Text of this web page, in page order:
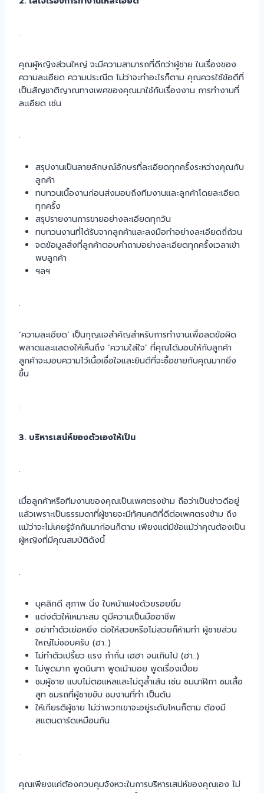
.
คุณผู้หญิงส่วนใหญ่ จะมีความสามารถที่ดีกว่าผู้ชาย ในเรื่องของ
ความละเอียด ความประณีต ไม่ว่าจะทำอะไรก็ตาม คุณควรใช้ข้อดีที่
เป็นสัญชาติญาณทางเพศของคุณมาใช้กับเรื่องงาน การทำงานที่
ละเอียด เช่น
.
สรุปงานเป็นลายลักษณ์อักษรที่ละเอียดทุกครั้งระหว่างคุณกับ
ลูกค้า
ทบทวนเนื้องานก่อนส่งมอบถึงทีมงานและลูกค้าโดยละเอียด
ทุกครั้ง
สรุปรายงานการขายอย่างละเอียดทุกวัน
ทบทวนงานที่ได้รับจากลูกค้าและลงมือทำอย่างละเอียดถี่ถ้วน
จดข้อมูลสิ่งที่ลูกค้าตอบคำถามอย่างละเอียดทุกครั้งเวลาเข้า
พบลูกค้า
ฯลฯ
.
‘ความละเอียด’ เป็นกุญแจสำคัญสำหรับการทำงานเพื่อลดข้อผิด
พลาดและแสดงให้เห็นถึง ‘ความใส่ใจ’ ที่คุณได้มอบให้กับลูกค้า
ลูกค้าจะมอบความไว้เนื้อเชื่อใจและยินดีที่จะซื้อขายกับคุณมากยิ่ง
ขึ้น
.
3. บริหารเสน่ห์ของตัวเองให้เป็น
.
เมื่อลูกค้าหรือทีมงานของคุณเป็นเพศตรงข้าม ถือว่าเป็นข่าวดีอยู่
แล้วเพราะเป็นธรรมดาที่ผู้ชายจะมีทัศนคติที่ดีต่อเพศตรงข้าม ถึง
แม้ว่าจะไม่เคยรู้จักกันมาก่อนก็ตาม เพียงแต่มีข้อแม้ว่าคุณต้องเป็น
ผู้หญิงที่มีคุณสมบัติดังนี้
.
บุคลิกดี สุภาพ นิ่ง ใบหน้าแฝงด้วยรอยยิ้ม
แต่งตัวให้เหมาะสม ดูมีความเป็นมืออาชีพ
อย่าทำตัวเย่อหยิ่ง ต่อให้สวยหรือไม่สวยก็ห้ามทำ ผู้ชายส่วน
ใหญ่ไม่ชอบครับ (ฮา..)
ไม่ทำตัวเปรี้ยว แรง ก๋ากั่น เฮฮา จนเกินไป (ฮา..)
ไม่พูดมาก พูดนินทา พูดเม้ามอย พูดเรื่องเปื่อย
ชมผู้ชาย แบบไม่ตอแหลและไม่ดูล้ำเส้น เช่น ชมนาฬิกา ชมเสื้อ
สูท ชมรถที่ผู้ชายขับ ชมงานที่ทำ เป็นต้น
ให้เกียรติผู้ชาย ไม่ว่าพวกเขาจะอยู่ระดับไหนก็ตาม ต้องมี
สแตนดาร์ดเหมือนกัน
.
คุณเพียงแค่ต้องควบคุมจังหวะในการบริหารเสน่ห์ของคุณเอง ไม่